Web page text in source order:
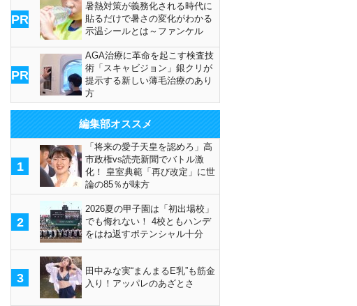
PR
暑熱対策が義務化される時代に
貼るだけで暑さの変化がわかる
示温シールとは～ファンケル
PR
AGA治療に革命を起こす検査技
術「スキャビジョン」銀クリが
提示する新しい薄毛治療のあり
方
編集部オススメ
1
「将来の愛子天皇を認めろ」高
市政権vs読売新聞でバトル激
化！ 皇室典範「再び改定」に世
論の85％が味方
2
2026夏の甲子園は「初出場校」
でも侮れない！ 4校ともハンデ
をはね返すポテンシャル十分
3
田中みな実“まんまるE乳”も筋金
入り！アッパレのあざとさ